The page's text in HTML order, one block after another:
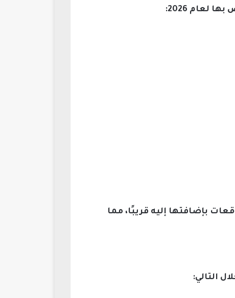
لعام 2026:
بإضافتها إليه قريبًا، مما
التالي: